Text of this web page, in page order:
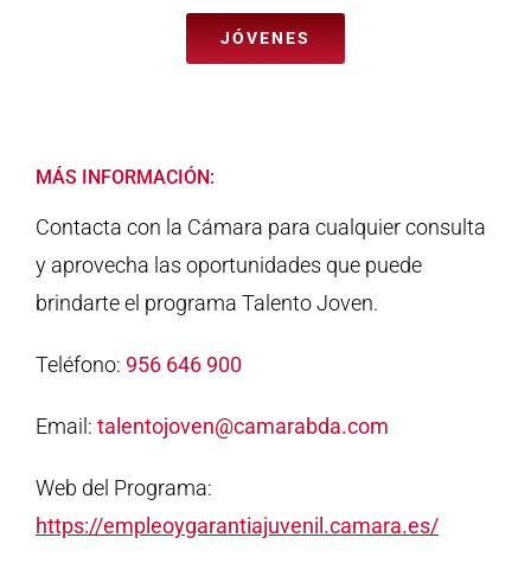
JÓVENES
MÁS INFORMACIÓN:
Contacta con la Cámara para cualquier consulta
y aprovecha las oportunidades que puede
brindarte el programa Talento Joven.
Teléfono: 956 646 900
Email: talentojoven@camarabda.com
Web del Programa:
https://empleoygarantiajuvenil.camara.es/